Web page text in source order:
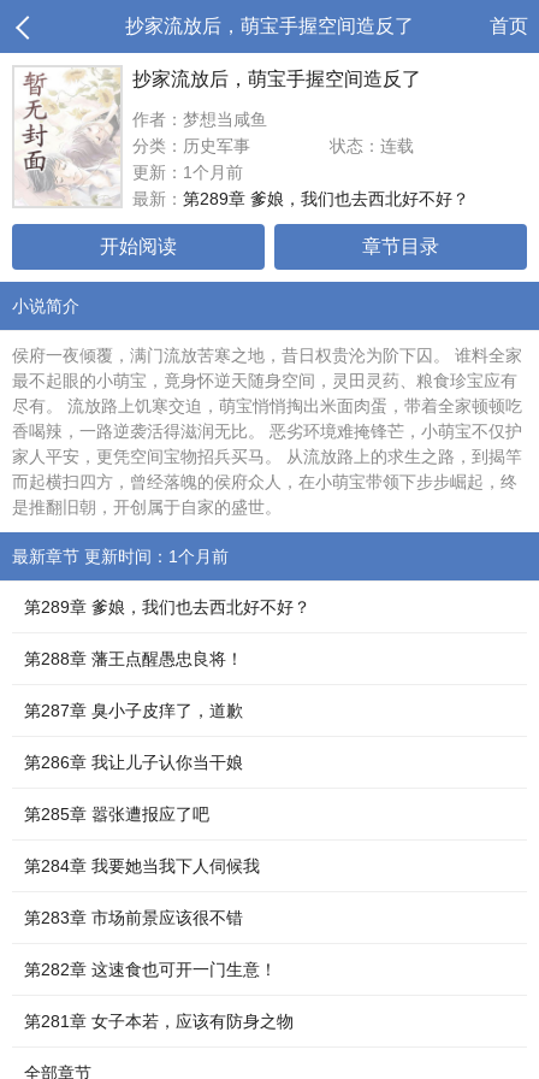
抄家流放后，萌宝手握空间造反了 首页
抄家流放后，萌宝手握空间造反了
作者：梦想当咸鱼
分类：历史军事
状态：连载
更新：1个月前
最新： 第289章 爹娘，我们也去西北好不好？
开始阅读 章节目录
小说简介
侯府一夜倾覆，满门流放苦寒之地，昔日权贵沦为阶下囚。 谁料全家
最不起眼的小萌宝，竟身怀逆天随身空间，灵田灵药、粮食珍宝应有
尽有。 流放路上饥寒交迫，萌宝悄悄掏出米面肉蛋，带着全家顿顿吃
香喝辣，一路逆袭活得滋润无比。 恶劣环境难掩锋芒，小萌宝不仅护
家人平安，更凭空间宝物招兵买马。 从流放路上的求生之路，到揭竿
而起横扫四方，曾经落魄的侯府众人，在小萌宝带领下步步崛起，终
是推翻旧朝，开创属于自家的盛世。
最新章节 更新时间：1个月前
第289章 爹娘，我们也去西北好不好？
第288章 藩王点醒愚忠良将！
第287章 臭小子皮痒了，道歉
第286章 我让儿子认你当干娘
第285章 嚣张遭报应了吧
第284章 我要她当我下人伺候我
第283章 市场前景应该很不错
第282章 这速食也可开一门生意！
第281章 女子本若，应该有防身之物
全部章节